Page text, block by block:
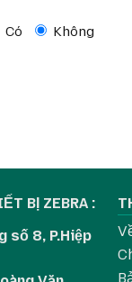
Có Không
BỊ ZEBRA :
số 8, P.Hiệp